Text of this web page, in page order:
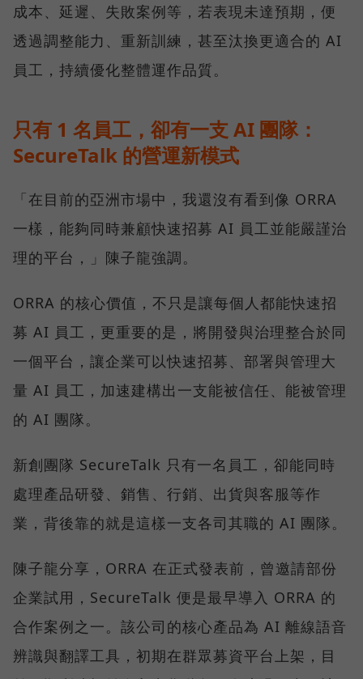
成本、延遲、失敗案例等，若表現未達預期，便
透過調整能力、重新訓練，甚至汰換更適合的 AI
員工，持續優化整體運作品質。
只有 1 名員工，卻有一支 AI 團隊：
SecureTalk 的營運新模式
「在目前的亞洲市場中，我還沒有看到像 ORRA
一樣，能夠同時兼顧快速招募 AI 員工並能嚴謹治
理的平台，」陳子龍強調。
ORRA 的核心價值，不只是讓每個人都能快速招
募 AI 員工，更重要的是，將開發與治理整合於同
一個平台，讓企業可以快速招募、部署與管理大
量 AI 員工，加速建構出一支能被信任、能被管理
的 AI 團隊。
新創團隊 SecureTalk 只有一名員工，卻能同時
處理產品研發、銷售、行銷、出貨與客服等作
業，背後靠的就是這樣一支各司其職的 AI 團隊。
陳子龍分享，ORRA 在正式發表前，曾邀請部份
企業試用，SecureTalk 便是最早導入 ORRA 的
合作案例之一。該公司的核心產品為 AI 離線語音
辨識與翻譯工具，初期在群眾募資平台上架，目